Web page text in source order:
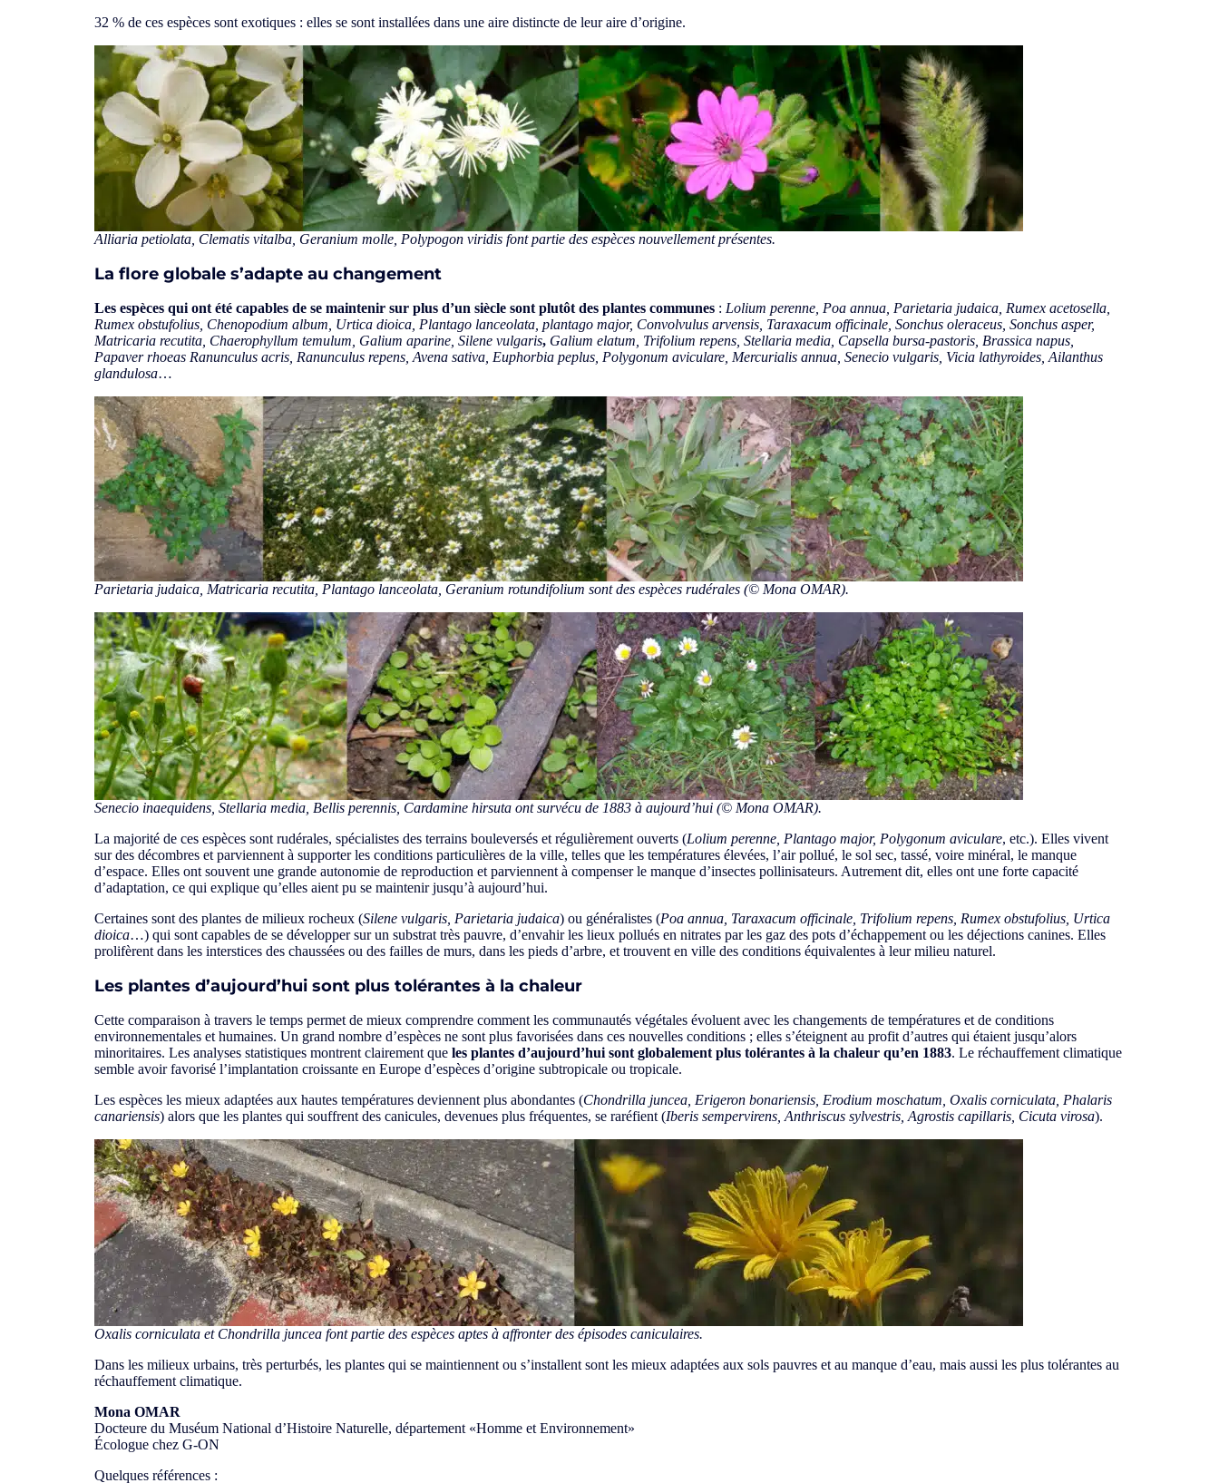
32 % de ces espèces sont exotiques : elles se sont installées dans une aire distincte de leur aire d’origine.
Alliaria petiolata Clematis vitalba Geranium molle Polypogon viridis font partie des espèces nouvellement présentes.
La flore globale s’adapte au changement
Les espèces qui ont été capables de se maintenir sur plus d’un siècle sont plutôt des plantes communes : Lolium perenne, Poa annua, Parietaria judaica, Rumex acetosella,
Rumex obstufolius, Chenopodium album, Urtica dioica, Plantago lanceolata, plantago major, Convolvulus arvensis, Taraxacum officinale, Sonchus oleraceus, Sonchus asper,
Matricaria recutita, Chaerophyllum temulum, Galium aparine, Silene vulgaris, Galium elatum, Trifolium repens, Stellaria media, Capsella bursa-pastoris, Brassica napus,
Papaver rhoeas Ranunculus acris, Ranunculus repens, Avena sativa, Euphorbia peplus, Polygonum aviculare, Mercurialis annua, Senecio vulgaris, Vicia lathyroides, Ailanthus
glandulosa…
Parietaria judaica, Matricaria recutita, Plantago lanceolata, Geranium rotundifolium sont des espèces rudérales (© Mona OMAR).
Senecio inaequidens, Stellaria media, Bellis perennis, Cardamine hirsuta ont survécu de 1883 à aujourd’hui (© Mona OMAR).
La majorité de ces espèces sont rudérales, spécialistes des terrains bouleversés et régulièrement ouverts (Lolium perenne, Plantago major, Polygonum aviculare, etc.). Elles vivent
sur des décombres et parviennent à supporter les conditions particulières de la ville, telles que les températures élevées, l’air pollué, le sol sec, tassé, voire minéral, le manque
d’espace. Elles ont souvent une grande autonomie de reproduction et parviennent à compenser le manque d’insectes pollinisateurs. Autrement dit, elles ont une forte capacité
d’adaptation, ce qui explique qu’elles aient pu se maintenir jusqu’à aujourd’hui.
Certaines sont des plantes de milieux rocheux (Silene vulgaris, Parietaria judaica) ou généralistes (Poa annua, Taraxacum officinale, Trifolium repens, Rumex obstufolius, Urtica
dioica…) qui sont capables de se développer sur un substrat très pauvre, d’envahir les lieux pollués en nitrates par les gaz des pots d’échappement ou les déjections canines. Elles
prolifèrent dans les interstices des chaussées ou des failles de murs, dans les pieds d’arbre, et trouvent en ville des conditions équivalentes à leur milieu naturel.
Les plantes d’aujourd’hui sont plus tolérantes à la chaleur
Cette comparaison à travers le temps permet de mieux comprendre comment les communautés végétales évoluent avec les changements de températures et de conditions
environnementales et humaines. Un grand nombre d’espèces ne sont plus favorisées dans ces nouvelles conditions ; elles s’éteignent au profit d’autres qui étaient jusqu’alors
minoritaires. Les analyses statistiques montrent clairement que les plantes d’aujourd’hui sont globalement plus tolérantes à la chaleur qu’en 1883. Le réchauffement climatique
semble avoir favorisé l’implantation croissante en Europe d’espèces d’origine subtropicale ou tropicale.
Les espèces les mieux adaptées aux hautes températures deviennent plus abondantes (Chondrilla juncea, Erigeron bonariensis, Erodium moschatum, Oxalis corniculata, Phalaris
canariensis) alors que les plantes qui souffrent des canicules, devenues plus fréquentes, se raréfient (Iberis sempervirens, Anthriscus sylvestris, Agrostis capillaris, Cicuta virosa).
Oxalis corniculata etChondrilla juncea font partie des espèces aptes à affronter des épisodes caniculaires.
Dans les milieux urbains, très perturbés, les plantes qui se maintiennent ou s’installent sont les mieux adaptées aux sols pauvres et au manque d’eau, mais aussi les plus tolérantes au
réchauffement climatique.
Mona OMAR
Docteure du Muséum National d’Histoire Naturelle, département «Homme et Environnement»
Écologue chez G-ON
Quelques références :